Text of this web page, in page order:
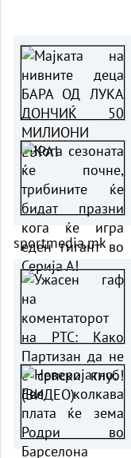
sportmedia.mk